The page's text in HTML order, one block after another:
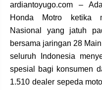
ardiantoyugo.com –
Honda Motro ketika
Nasional yang jatuh
bersama jaringan 28
seluruh Indonesia
spesial bagi konsumen
1.510 dealer sepeda